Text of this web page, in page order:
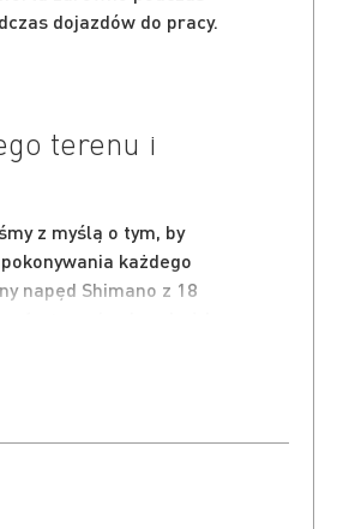
dojazdów do pracy.
terenu i
z myślą o tym, by
każdego
napęd Shimano z 18
Cues to trwała i
zapewnia płynną i